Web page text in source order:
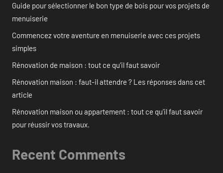
Guide pour sélectionner le bon type de bois pour vos projets de
menuiserie
Commencez votre aventure en menuiserie avec ces projets
simples
Rénovation de maison : tout ce qu’il faut savoir
Rénovation maison : faut-il attendre ? Les réponses dans cet
article
Rénovation maison ou appartement : tout ce qu’il faut savoir
pour réussir vos travaux.
Recent Comments